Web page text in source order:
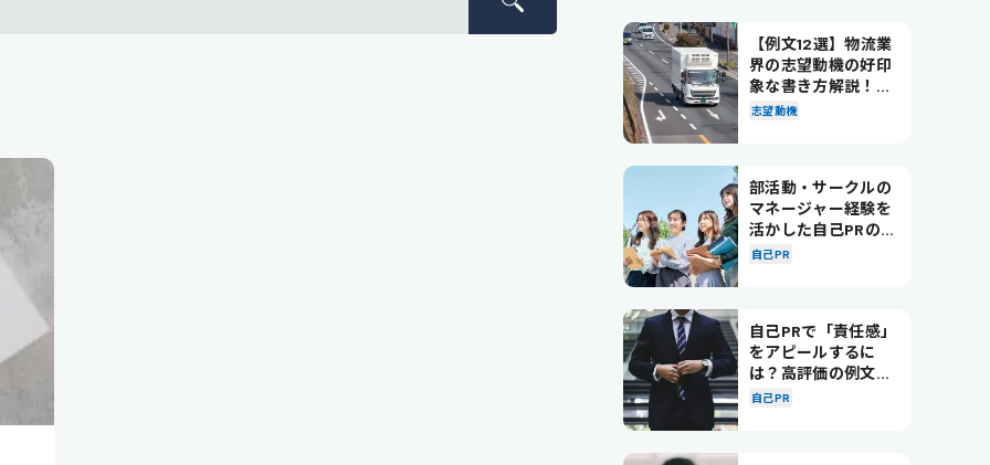
【例文12選】物流業
界の志望動機の好印
象な書き方解説！パ
ターン別の例文も紹
志望動機
部活動・サークルの
マネージャー経験を
活かした自己PRの書
き方を徹底解説！
自己PR
自己PRで「責任感」
をアピールするに
は？高評価の例文も
紹介！
自己PR